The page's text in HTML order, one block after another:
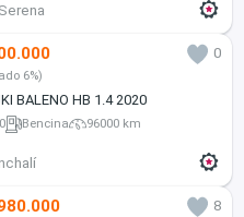
0
6%)
SUZUKI BALENO HB 1.4 2020
Bencina 96000 km
8